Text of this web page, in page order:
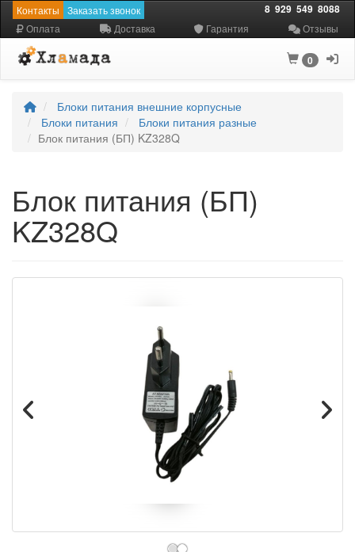
Контакты Заказать звонок 8 929 549 8088
Оплата Доставка Гарантия Отзывы
0
Блоки питания внешние корпусные
Блоки питания
Блоки питания разные
Блок питания (БП) KZ328Q
Блок питания (БП)
KZ328Q